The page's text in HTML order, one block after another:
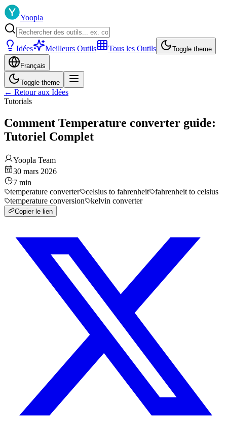
Yoopla
Idées Meilleurs Outils Tous les Outils Toggle theme
Français
Toggle theme
← Retour aux Idées
Tutorials
Comment Temperature converter guide:
Tutoriel Complet
Yoopla Team
30 mars 2026
7 min
temperature converter
celsius to fahrenheit
fahrenheit to celsius
temperature conversion
kelvin converter
Copier le lien